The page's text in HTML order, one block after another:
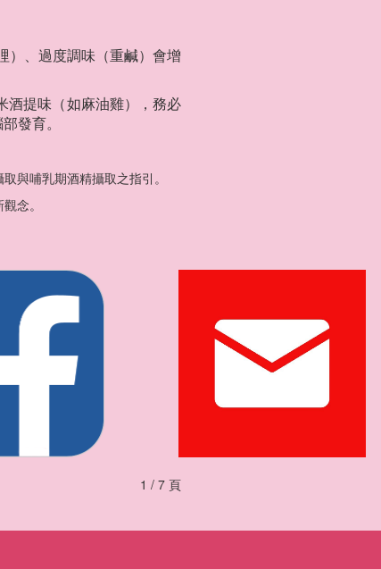
）、過度調味（重鹹）會增
酒提味（如麻油雞），務必
發育。
與哺乳期酒精攝取之指引。
念。
1 / 7 頁